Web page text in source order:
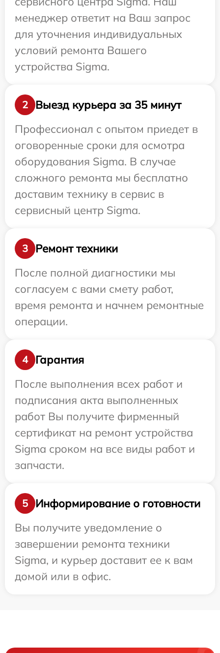
менеджер ответит на Ваш запрос
для уточнения индивидуальных
условий ремонта Вашего
устройства Sigma.
2
Выезд курьера за 35 минут
Профессионал с опытом приедет в
оговоренные сроки для осмотра
оборудования Sigma. В случае
сложного ремонта мы бесплатно
доставим технику в сервис в
сервисный центр Sigma.
3
Ремонт техники
После полной диагностики мы
согласуем с вами смету работ,
время ремонта и начнем ремонтные
операции.
4
Гарантия
После выполнения всех работ и
подписания акта выполненных
работ Вы получите фирменный
сертификат на ремонт устройства
Sigma сроком на все виды работ и
запчасти.
5
Информирование о готовности
Вы получите уведомление о
завершении ремонта техники
Sigma, и курьер доставит ее к вам
домой или в офис.